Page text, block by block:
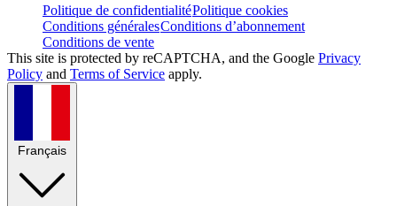
Politique de confidentialitéPolitique cookies
Conditions généralesConditions d’abonnement
Conditions de vente
This site is protected by reCAPTCHA, and the Google Privacy
Policy and Terms of Service apply.
Français